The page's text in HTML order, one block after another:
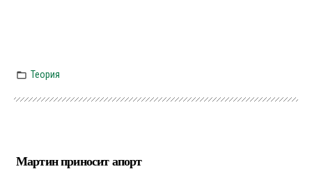
Теория
Мартин приносит апорт